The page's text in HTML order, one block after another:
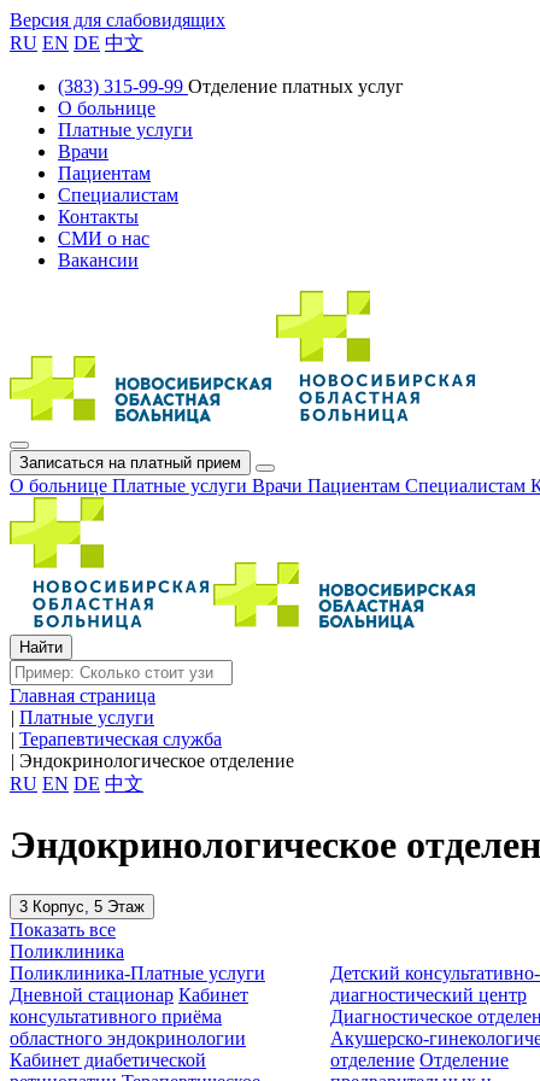
Версия для слабовидящих
RU EN DE 中文
(383) 315-99-99 Отделение платных услуг
О больнице
Платные услуги
Врачи
Пациентам
Специалистам
Контакты
СМИ о нас
Вакансии
Записаться на платный прием
О больнице Платные услуги Врачи Пациентам Специалистам
Главная страница
| Платные услуги
| Терапевтическая служба
| Эндокринологическое отделение
RU EN DE 中文
Эндокринологическое
3 Корпус, 5 Этаж
Показать все
Поликлиника
Поликлиника-Платные услуги
Дневной стационар Кабинет
консультативного приёма
областного эндокринологии
Кабинет диабетической
Детский консультативно-
диагностический центр
Диагностическое
Акушерско-
отделение Отделение